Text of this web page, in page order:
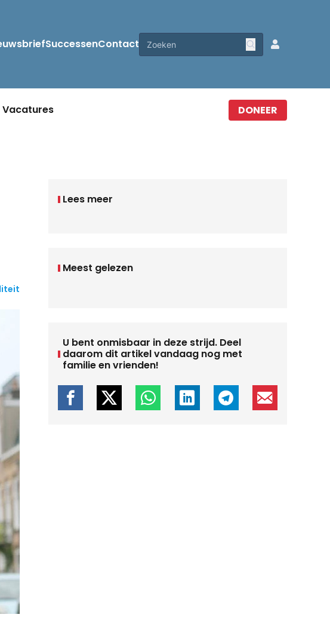
SuccessenContact
Vacatures DONEER
Lees meer
Meest gelezen
U bent onmisbaar in deze strijd. Deel
daarom dit artikel vandaag nog met
familie en vrienden!